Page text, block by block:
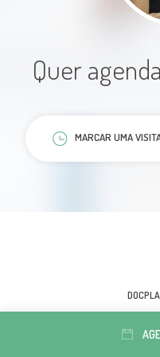
explicado !
recepção
Ainda
Quer
MARCAR UMA